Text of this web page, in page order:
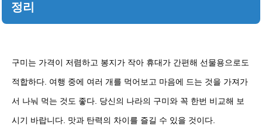
정리
구미는 가격이 저렴하고 봉지가 작아 휴대가 간편해 선물용으로도
적합하다. 여행 중에 여러 개를 먹어보고 마음에 드는 것을 가져가
서 나눠 먹는 것도 좋다. 당신의 나라의 구미와 꼭 한번 비교해 보
시기 바랍니다. 맛과 탄력의 차이를 즐길 수 있을 것이다.